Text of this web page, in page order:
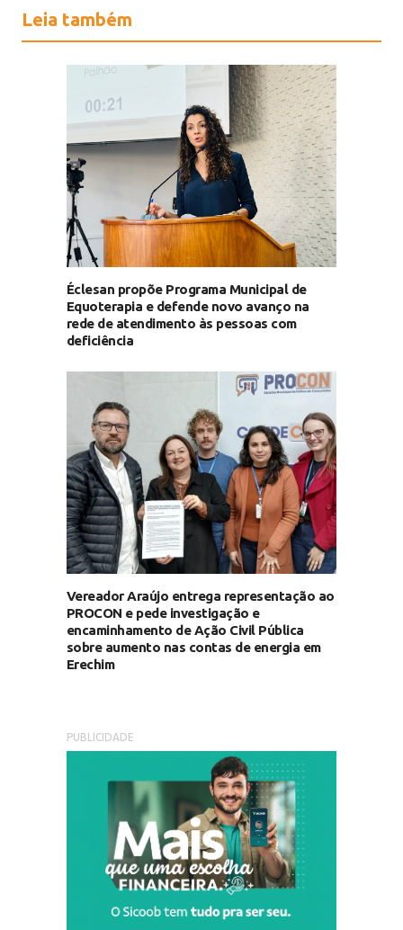
Leia também
Éclesan propõe Programa Municipal de
Equoterapia e defende novo avanço na
rede de atendimento às pessoas com
deficiência
Vereador Araújo entrega representação ao
PROCON e pede investigação e
encaminhamento de Ação Civil Pública
sobre aumento nas contas de energia em
Erechim
PUBLICIDADE